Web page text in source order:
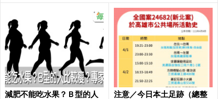
減肥不能吃水果？Ｂ型的人
注意／今日本土足跡（總整